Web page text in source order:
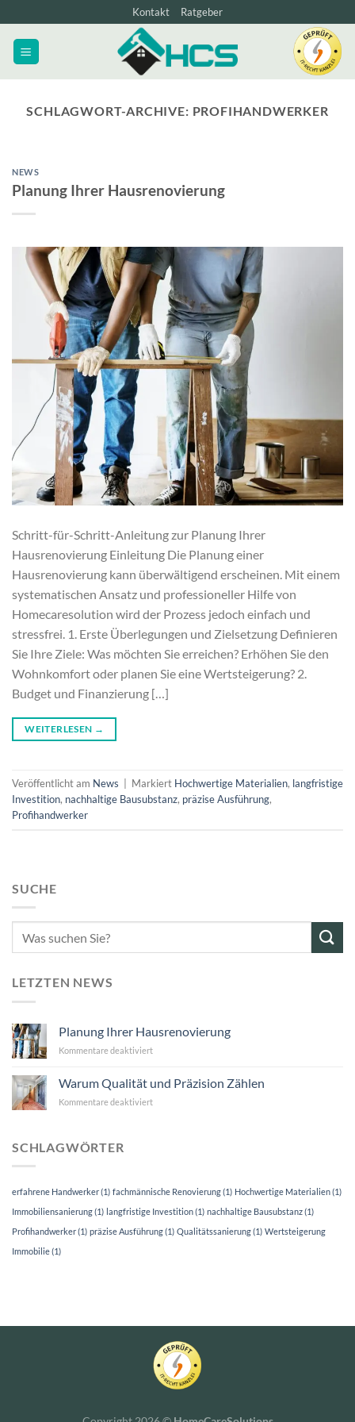
springen
Kontakt Ratgeber
SCHLAGWORT-ARCHIVE: PROFIHANDWERKER
NEWS
Planung Ihrer Hausrenovierung
Schritt-für-Schritt-Anleitung zur Planung Ihrer
Hausrenovierung Einleitung Die Planung einer
Hausrenovierung kann überwältigend erscheinen. Mit einem
systematischen Ansatz und professioneller Hilfe von
Homecaresolution wird der Prozess jedoch einfach und
stressfrei. 1. Erste Überlegungen und Zielsetzung Definieren
Sie Ihre Ziele: Was möchten Sie erreichen? Erhöhen Sie den
Wohnkomfort oder planen Sie eine Wertsteigerung? 2.
Budget und Finanzierung […]
WEITERLESEN →
Veröffentlicht am News Markiert Hochwertige Materialien, langfristige
Investition, nachhaltige Bausubstanz, präzise Ausführung,
Profihandwerker
SUCHE
LETZTEN NEWS
Planung Ihrer Hausrenovierung
Kommentare deaktiviert
Ihrer
Hausrenovierung
Warum Qualität und Präzision Zählen
Kommentare deaktiviert
SCHLAGWÖRTER
erfahrene Handwerker(1) fachmännische Renovierung(1) Hochwertige Materialien(1)
Immobiliensanierung(1) langfristige Investition(1) nachhaltige Bausubstanz(1)
Profihandwerker(1) präzise Ausführung(1) Qualitätssanierung(1) Wertsteigerung
Immobilie(1)